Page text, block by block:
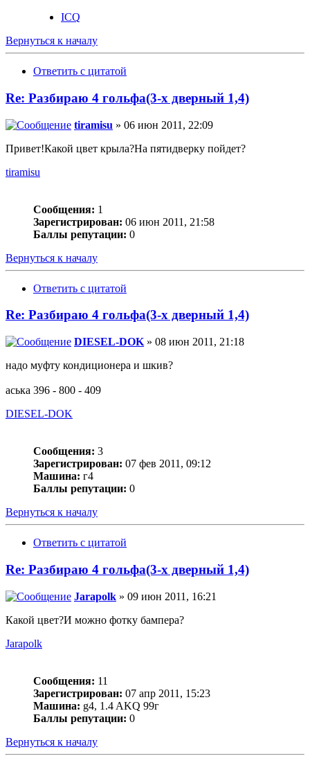
ICQ
Вернуться к началу
Ответить с цитатой
Re: Разбираю 4 гольфа(3-х дверный 1,4)
tiramisu » 06 июн 2011, 22:09
Привет!Какой цвет крыла?На пятидверку пойдет?
tiramisu
Сообщения: 1
Зарегистрирован: 06 июн 2011, 21:58
Баллы репутации: 0
Вернуться к началу
Ответить с цитатой
Re: Разбираю 4 гольфа(3-х дверный 1,4)
DIESEL-DOK » 08 июн 2011, 21:18
надо муфту кондиционера и шкив?
аська 396 - 800 - 409
DIESEL-DOK
Сообщения: 3
Зарегистрирован: 07 фев 2011, 09:12
Машина: г4
Баллы репутации: 0
Вернуться к началу
Ответить с цитатой
Re: Разбираю 4 гольфа(3-х дверный 1,4)
Jarapolk » 09 июн 2011, 16:21
Какой цвет?И можно фотку бампера?
Jarapolk
Сообщения: 11
Зарегистрирован: 07 апр 2011, 15:23
Машина: g4, 1.4 AKQ 99г
Баллы репутации: 0
Вернуться к началу